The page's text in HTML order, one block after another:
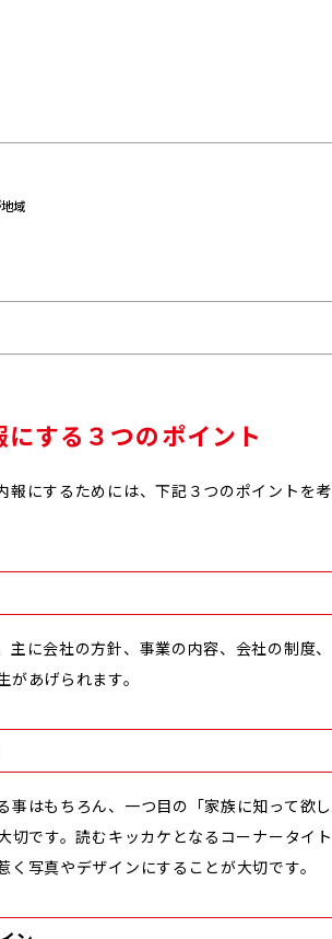
域
する３つのポイント
にするためには、下記３つのポイントを考
に会社の方針、事業の内容、会社の制度、
あげられます。
はもちろん、一つ目の「家族に知って欲し
切です。読むキッカケとなるコーナータイト
写真やデザインにすることが大切です。